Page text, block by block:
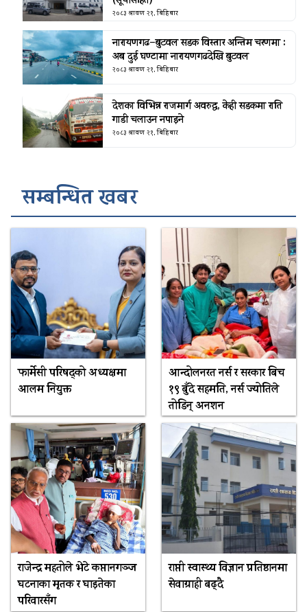
२०८३ श्रावण २१, बिहिबार
नारायणगढ–बुटवल सडक विस्तार अन्तिम चरणमा :
अब दुई घण्टामा नारायणगढदेखि बुटवल
२०८३ श्रावण २१, बिहिबार
देशका विभिन्न राजमार्ग अवरुद्ध, केही सडकमा राति
गाडी चलाउन नपाइने
२०८३ श्रावण २१, बिहिबार
सम्बन्धित खबर
फार्मेसी परिषद्को अध्यक्षमा
आलम नियुक्त
आन्दोलनरत नर्स र सरकार बिच
१९ बुँदे सहमति, नर्स ज्योतिले
तोडिन् अनशन
राजेन्द्र महतोले भेटे कप्तानगञ्ज
घटनाका मृतक र घाइतेका
परिवारसँग
राप्ती स्वास्थ्य विज्ञान प्रतिष्ठानमा
सेवाग्राही बढ्दै